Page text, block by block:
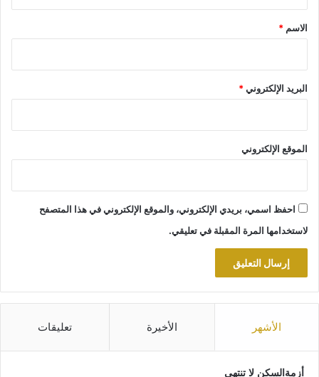
*
الاسم *
البريد الإلكتروني*
الموقع الإلكتروني
احفظ اسمي، بريدي الإلكتروني، والموقع الإلكتروني في هذا المتصفح
لاستخدامها المرة المقبلة في تعليقي.
الأشهر الأخيرة تعليقات
أزمةالسكن لا تنتهي